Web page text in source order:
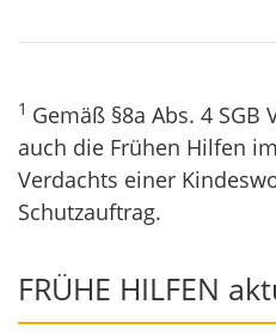
1 Gemäß §8a Abs. 4 SGB
auch die Frühen Hilfen
Verdachts einer
Schutzauftrag.
FRÜHE HILFEN